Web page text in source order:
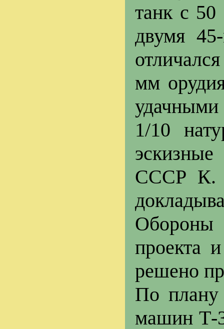
танк с
двумя
мм
удачными
1/10
СССР К.
Обороны
проекта
решено
По плану
машин Т-